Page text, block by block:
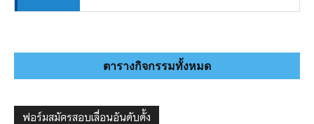
ตารางกิจกรรมทั้งหมด
ฟอร์มสมัครสอบเลื่อนอันดับดั้ง